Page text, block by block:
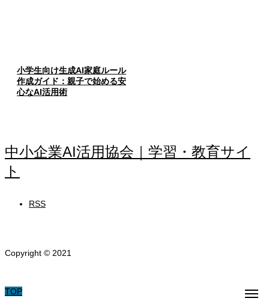
小学生向け生成AI家庭ルール
作成ガイド：親子で始める安
心なAI活用術
中小企業AI活用協会｜学習・教育サイ
ト
RSS
Copyright © 2021
TOP